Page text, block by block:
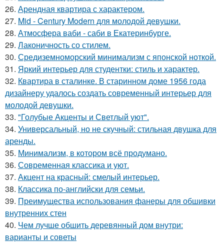
26. Арендная квартира с характером.
27. Mid - Century Modern для молодой девушки.
28. Атмосфера ваби - саби в Екатеринбурге.
29. Лаконичность со стилем.
30. Средиземноморский минимализм с японской ноткой.
31. Яркий интерьер для студентки: стиль и характер.
32. Квартира в сталинке. В старинном доме 1956 года
дизайнеру удалось создать современный интерьер для
молодой девушки.
33. "Голубые Акценты и Светлый уют".
34. Универсальный, но не скучный: стильная двушка для
аренды.
35. Минимализм, в котором всё продумано.
36. Современная классика и уют.
37. Акцент на красный: смелый интерьер.
38. Классика по-английски для семьи.
39. Преимущества использования фанеры для обшивки
внутренних стен
40. Чем лучше обшить деревянный дом внутри:
варианты и советы